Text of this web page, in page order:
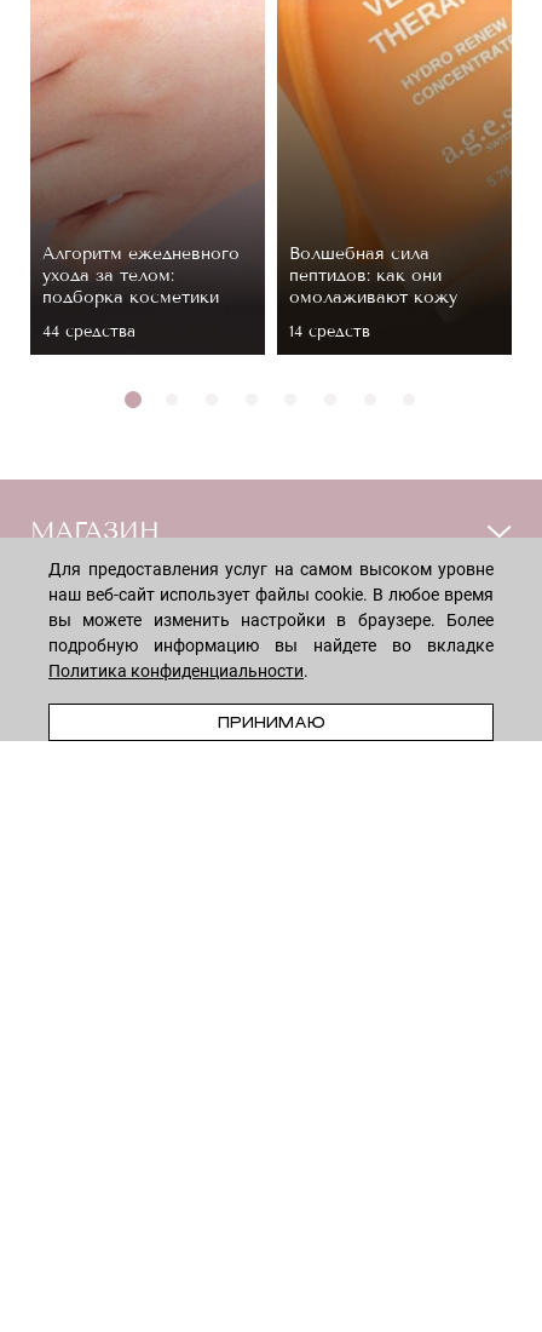
ПРЕДЗАКАЗ
Алгоритм ежедневного
ухода за телом:
подборка косметики
44 средствa
Волшебная сила
пептидов: как они
омолаживают кожу
14 средств
МАГАЗИН
Лицо
Мужчинам
Тело
ПОКУПАТЕЛЯМ
Способы оплаты
Доставка товара
Обмен и возврат
КОМПАНИЯ
О нас
Для предоставления услуг на самом высоком уровне
наш веб-сайт использует файлы cookie. В любое время
вы можете изменить настройки в браузере. Более
подробную информацию вы найдете во вкладке
Политика конфиденциальности.
ПРИНИМАЮ